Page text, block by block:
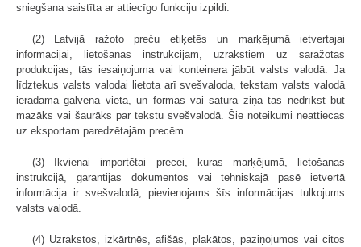
sniegšana saistīta ar attiecīgo funkciju izpildi.
(2) Latvijā ražoto preču etiķetēs un marķējumā ietvertajai
informācijai, lietošanas instrukcijām, uzrakstiem uz saražotās
produkcijas, tās iesaiņojuma vai konteinera jābūt valsts valodā. Ja
līdztekus valsts valodai lietota arī svešvaloda, tekstam valsts valodā
ierādāma galvenā vieta, un formas vai satura ziņā tas nedrīkst būt
mazāks vai šaurāks par tekstu svešvalodā. Šie noteikumi neattiecas
uz eksportam paredzētajām precēm.
(3) Ikvienai importētai precei, kuras marķējumā, lietošanas
instrukcijā, garantijas dokumentos vai tehniskajā pasē ietvertā
informācija ir svešvalodā, pievienojams šīs informācijas tulkojums
valsts valodā.
(4) Uzrakstos, izkārtnēs, afišās, plakātos, paziņojumos vai citos